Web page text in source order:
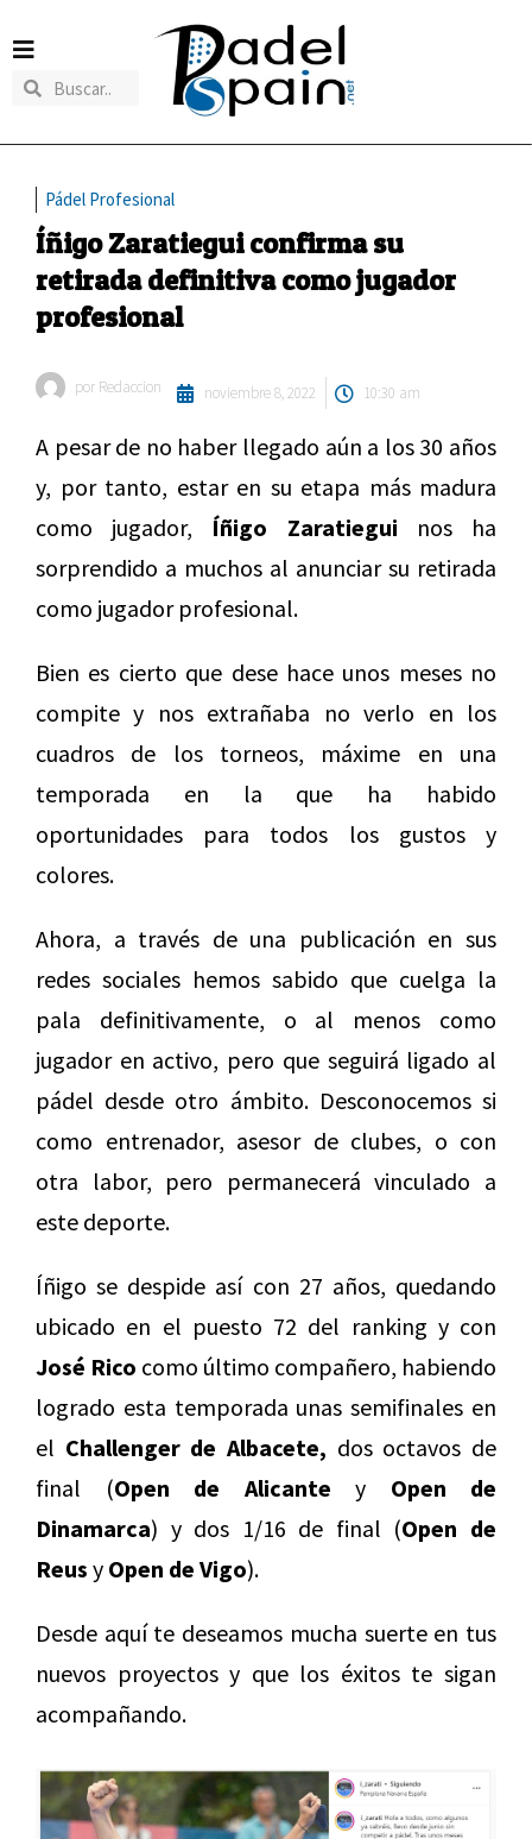
Pádel Profesional
Íñigo Zaratiegui confirma su
retirada definitiva como jugador
profesional
por Redaccion noviembre 8, 2022 10:30 am
A pesar de no haber llegado aún a los 30 años
y, por tanto, estar en su etapa más madura
como jugador, Íñigo Zaratiegui nos ha
sorprendido a muchos al anunciar su retirada
como jugador profesional.
Bien es cierto que dese hace unos meses no
compite y nos extrañaba no verlo en los
cuadros de los torneos, máxime en una
temporada en la que ha habido
oportunidades para todos los gustos y
colores.
Ahora, a través de una publicación en sus
redes sociales hemos sabido que cuelga la
pala definitivamente, o al menos como
jugador en activo, pero que seguirá ligado al
pádel desde otro ámbito. Desconocemos si
como entrenador, asesor de clubes, o con
otra labor, pero permanecerá vinculado a
este deporte.
Íñigo se despide así con 27 años, quedando
ubicado en el puesto 72 del ranking y con
José Rico como último compañero, habiendo
logrado esta temporada unas semifinales en
el Challenger de Albacete, dos octavos de
final (Open de Alicante y Open de
Dinamarca) y dos 1/16 de final (Open de
Reus y Open de Vigo).
Desde aquí te deseamos mucha suerte en tus
nuevos proyectos y que los éxitos te sigan
acompañando.